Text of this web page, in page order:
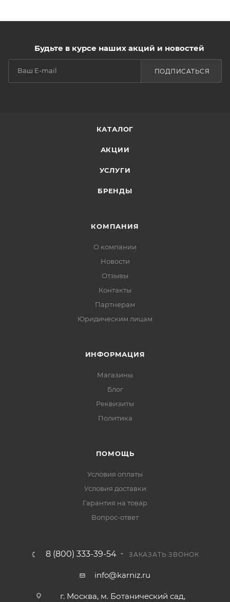
Будьте в курсе наших акций и новостей
ПОДПИСАТЬСЯ
КАТАЛОГ
АКЦИИ
УСЛУГИ
БРЕНДЫ
КОМПАНИЯ
О компании
Новости
Отзывы
Контакты
Партнерам
Юридическим лицам
ИНФОРМАЦИЯ
Магазины
Блог
Реквизиты
Политика
ПОМОЩЬ
Условия оплаты
Условия доставки
Гарантия на товар
Вопрос-ответ
8 (800) 333-39-54 ЗАКАЗАТЬ ЗВОНОК
info@karniz.ru
г. Москва, м. Ботанический сад,